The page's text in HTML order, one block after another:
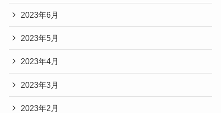
2023年6月
2023年5月
2023年4月
2023年3月
2023年2月